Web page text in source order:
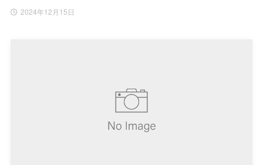
2024年12月15日